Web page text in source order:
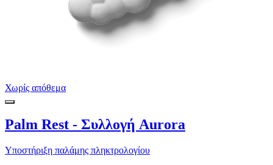
Χωρίς απόθεμα
Palm Rest - Συλλογή Aurora
Υποστήριξη παλάμης πληκτρολογίου